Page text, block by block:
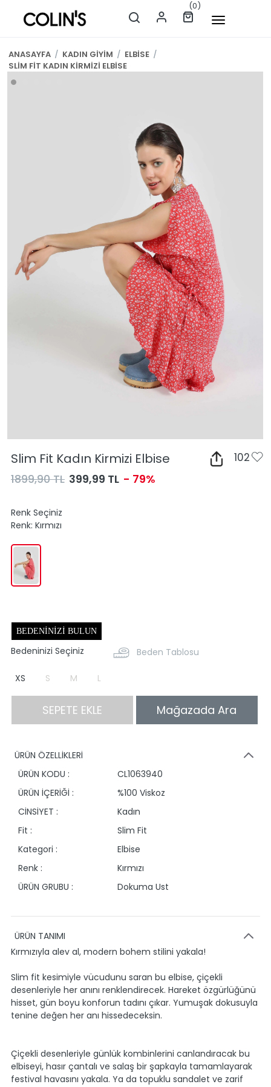
(0)
ANASAYFA / KADIN GİYİM / ELBİSE /
SLİM FİT KADIN KİRMİZİ ELBİSE
Slim Fit Kadın Kirmizi Elbise 102
1899,90 TL 399,99 TL - 79%
Renk Seçiniz
Renk: Kırmızı
BEDENINIZI BULUN
Bedeninizi Seçiniz Beden Tablosu
XS S M L
SEPETE EKLE Mağazada Ara
ÜRÜN ÖZELLİKLERİ
ÜRÜN KODU :
CL1063940
ÜRÜN İÇERİĞİ :
%100 Viskoz
CİNSİYET :
Kadın
Fit :
Slim Fit
Kategori :
Elbise
Renk :
Kırmızı
ÜRÜN GRUBU :
Dokuma Ust
ÜRÜN TANIMI
Kırmızıyla alev al, modern bohem stilini yakala!
Slim fit kesimiyle vücudunu saran bu elbise, çiçekli
desenleriyle her anını renklendirecek. Hareket özgürlüğünü
hisset, gün boyu konforun tadını çıkar. Yumuşak dokusuyla
tenine değen her anı hissedeceksin.
Çiçekli desenleriyle günlük kombinlerini canlandıracak bu
elbiseyi, hasır çantalı ve salaş bir şapkayla tamamlayarak
festival havasını yakala. Ya da topuklu sandalet ve zarif